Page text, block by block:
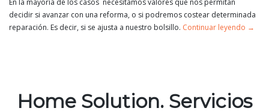
decidir si avanzar con una reforma, o si podremos costear determinada
reparación. Es decir, si se ajusta a nuestro bolsillo. Continuar leyendo →
Home Solution. Servicios